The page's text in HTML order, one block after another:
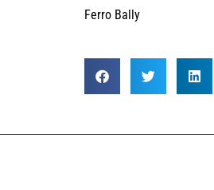
Ferro Bally